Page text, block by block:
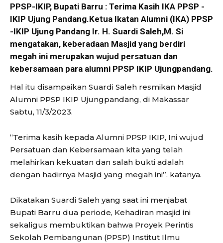
PPSP-IKIP, Bupati Barru : Terima Kasih IKA PPSP -
IKIP Ujung Pandang.Ketua Ikatan Alumni (IKA) PPSP
-IKIP Ujung Pandang Ir. H. Suardi Saleh,M. Si
mengatakan, keberadaan Masjid yang berdiri
megah ini merupakan wujud persatuan dan
kebersamaan para alumni PPSP IKIP Ujungpandang.
Hal itu disampaikan Suardi Saleh resmikan Masjid
Alumni PPSP IKIP Ujungpandang, di Makassar
Sabtu, 11/3/2023.
“Terima kasih kepada Alumni PPSP IKIP, Ini wujud
Persatuan dan Kebersamaan kita yang telah
melahirkan kekuatan dan salah bukti adalah
dengan hadirnya Masjid yang megah ini”, katanya.
Dikatakan Suardi Saleh yang saat ini menjabat
Bupati Barru dua periode, Kehadiran masjid ini
sekaligus membuktikan bahwa Proyek Perintis
Sekolah Pembangunan (PPSP) Institut Ilmu